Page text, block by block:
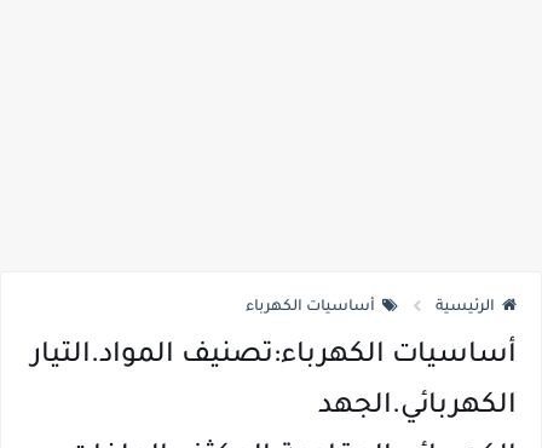
الرئيسية أساسيات الكهرباء
أساسيات الكهرباء:تصنيف المواد.التيار
الكهربائي.الجهد